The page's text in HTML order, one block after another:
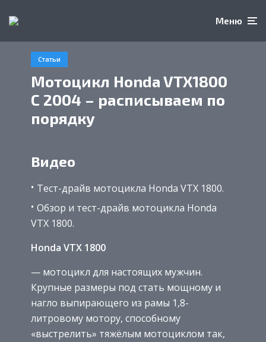
Меню
Статьи
Мотоцикл Honda VTX1800
C 2004 – расписываем по
порядку
Видео
Тест-драйв мотоцикла Honda VTX 1800.
Обзор и тест-драйв мотоцикла Honda
VTX 1800.
Honda VTX 1800
— мотоцикл для настоящих мужчин.
Крупные размеры под стать мощному и
нагло выпирающего из рамы 1,8-
литровому мотору, способному
«выстрелить» тяжёлым мотоциклом так,